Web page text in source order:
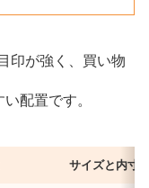
印が強く、買い物
配置です。
サイズと内寸